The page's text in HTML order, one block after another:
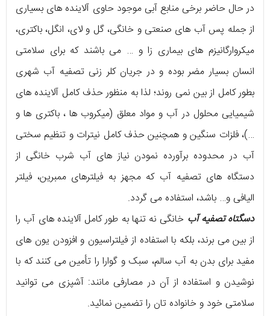
در حال حاضر برخی منابع آبی موجود حاوی آلاینده های بسیاری
از جمله پس آب های صنعتی و خانگی، گل و لای، انگل، باکتری،
میکروارگانیزم های بیماری زا و … می باشند که برای سلامتی
انسان بسیار مضر بوده و در جریان کلر زنی تصفیه آب شهری
بطور کامل از بین نمی روند؛ لذا به منظور حذف کامل آلاینده های
شیمیایی محلول در آب و مواد معلق (میکروب ها ، باکتری ها و
…)، فلزات سنگین و همچنین حذف کامل نیترات و تنظیم سختی
آب در محدوده برآورده نمودن نیاز های آب شرب خانگی از
دستگاه های تصفیه آب که مجهز به فیلترهای ممبرین، فیلتر
الیافی و… باشد، استفاده می گردد.
دسگتاه تصفیه آب خانگی نه تنها به طور کامل آلاینده های آب را
از بین می برند، بلکه با استفاده از فیلتراسیون و افزودن یون های
مفید برای بدن به آب سالم، سبک و گوارا را تأمین می کنند که با
نوشیدن و استفاده از آن در مصارفی مانند: آشپزی می توانید
سلامتی خود و خانواده تان را تضمین نمائید.